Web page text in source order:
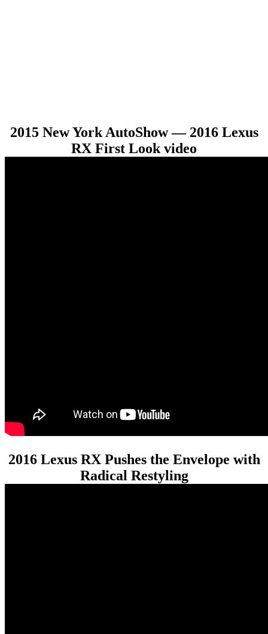
2015 New York AutoShow — 2016 Lexus
RX First Look video
2016 Lexus RX Pushes the Envelope with
Radical Restyling